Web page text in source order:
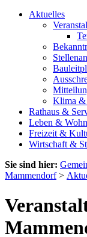
Aktuelles
Klima
Rathaus &
Leben &
Freizeit &
Wirtschaft &
Sie sind hier:
Mammendorf>